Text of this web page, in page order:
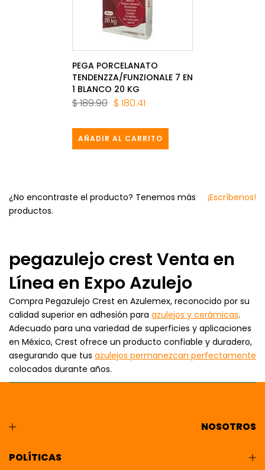
PEGA PORCELANATO
TENDENZZA/FUNZIONALE 7 EN
1 BLANCO 20 KG
$ 189.90 $ 180.41
AÑADIR AL CARRITO
¿No encontraste el producto? Tenemos más
productos.
¡Escríbenos!
pegazulejo crest Venta en
Línea en Expo Azulejo
Compra Pegazulejo Crest en Azulemex, reconocido por su
calidad superior en adhesión para azulejos y cerámicas.
Adecuado para una variedad de superficies y aplicaciones
en México, Crest ofrece un producto confiable y duradero,
asegurando que tus azulejos permanezcan perfectamente
colocados durante años.
NOSOTROS
POLÍTICAS